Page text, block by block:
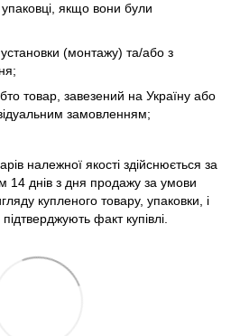
якщо вони були
установки (монтажу) та/або з
товар, завезений на Україну або
замовленням;
належної якості здійснюється за
14 днів з дня продажу за умови
купленого товару, упаковки, і
факт купівлі.